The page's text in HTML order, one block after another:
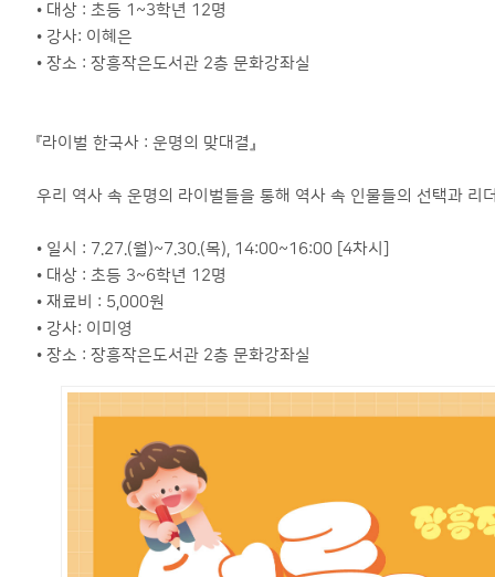
• 대상 : 초등 1~3학년 12명
• 강사: 이혜은
• 장소 : 장흥작은도서관 2층 문화강좌실
『라이벌 한국사 : 운명의 맞대결』
우리 역사 속 운명의 라이벌들을 통해 역사 속 인물들의 선택과 리
• 일시 : 7.27.(월)~7.30.(목), 14:00~16:00 [4차시]
• 대상 : 초등 3~6학년 12명
• 재료비 : 5,000원
• 강사: 이미영
• 장소 : 장흥작은도서관 2층 문화강좌실